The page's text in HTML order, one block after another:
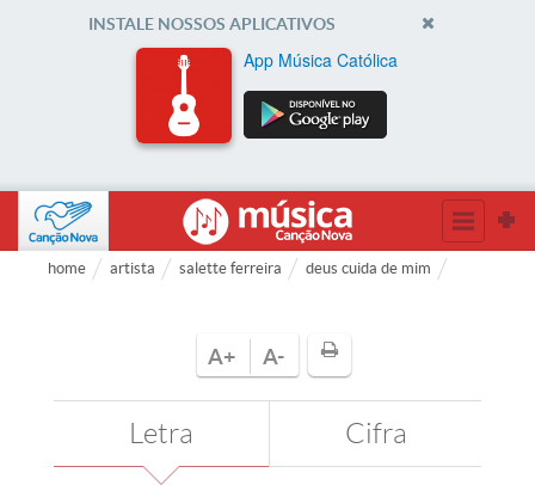
INSTALE NOSSOS APLICATIVOS
App Música Católica
home artista salette ferreira deus cuida de mim
A+ A-
Letra Cifra